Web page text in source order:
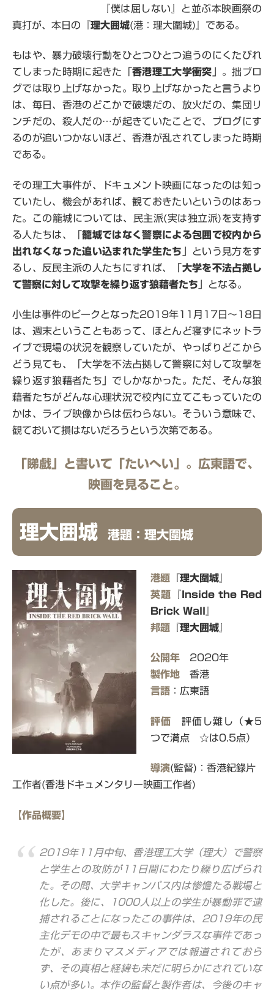
『僕は屈しない』と並ぶ本映画祭の
真打が、本日の『理大囲城(港：理大圍城)』である。
もはや、暴力破壊行動をひとつひとつ追うのにくたびれ
てしまった時期に起きた「 香港理工大学衝突 」。拙ブロ
グでは取り上げなかった。取り上げなかったと言うより
は、毎日、香港のどこかで破壊だの、放火だの、集団リ
ンチだの、殺人だの…が起きていたことで、ブログにす
るのが追いつかないほど、香港が乱されてしまった時期
である。
その理工大事件が、ドキュメント映画になったのは知っ
ていたし、機会があれば、観ておきたいというのはあっ
た。この籠城については、民主派(実は独立派)を支持す
る人たちは、「籠城ではなく警察による包囲で校内から
出れなくなった追い込まれた学生たち
」という見方をす
るし、反民主派の人たちにすれば、「大学を不法占拠し
て警察に対して攻撃を繰り返す狼藉者たち 」となる。
小生は事件のピークとなった2019年11月17日～18日
は、週末ということもあって、ほとんど寝ずにネットラ
イブで現場の状況を観察していたが、やっぱりどこから
どう見ても、「大学を不法占拠して警察に対して攻撃を
繰り返す狼藉者たち」でしかなかった。ただ、そんな狼
藉者たちがどんな心理状況で校内に立てこもっていたの
かは、ライブ映像からは伝わらない。そういう意味で、
観ておいて損はないだろうという次第である。
「睇戲」と書いて「たいへい」。広東語で、
映画を見ること。
理大囲城 港題：理大圍城
港題『理大圍城』
英題 『Inside the Red
Brick Wall』
邦題『理大囲城』
公開年2020年
製作地香港
言語：広東語
評価 評価し難し（★5
つで満点 ☆は0.5点）
導演(監督)：香港紀錄片
工作者(香港ドキュメンタリー映画工作者)
【作品概要】
2019年11月中旬、香港理工大学（理大）で警察
と学生との攻防が11日間にわたり繰り広げられ
た。その間、大学キャンパス内は惨憺たる戦場と
化した。後に、1000人以上の学生が暴動罪で逮
捕されることになったこの事件は、2019年の民
主化デモの中で最もスキャンダラスな事件であっ
たが、あまりマスメディアでは報道されておら
ず、その真相と経緯も未だに明らかにされていな
い点が多い。本作の監督と製作者は、今後のキャ